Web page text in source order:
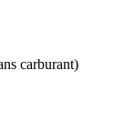
carburant)